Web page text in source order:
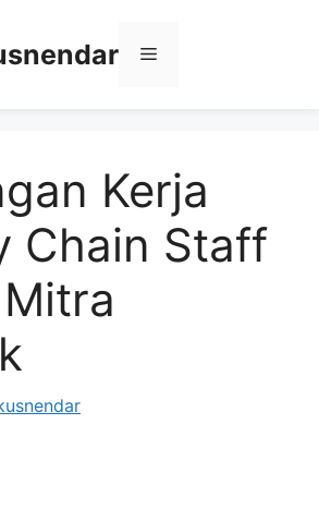
Menu
Kerja
Chain Staff